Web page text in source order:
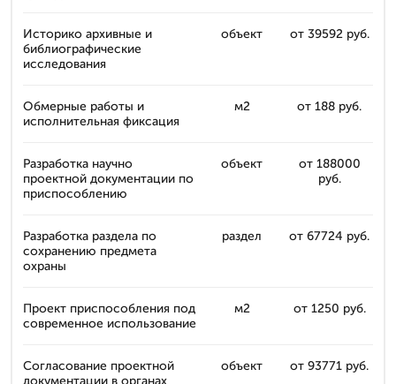
Историко архивные и
библиографические
исследования
объект от 39592 руб.
Обмерные работы и
исполнительная фиксация
м2 от 188 руб.
Разработка научно
проектной документации по
приспособлению
объект
от 188000
руб.
Разработка раздела по
сохранению предмета
охраны
раздел от 67724 руб.
Проект приспособления под
современное использование
м2 от 1250 руб.
Согласование проектной
документации в органах
объект от 93771 руб.